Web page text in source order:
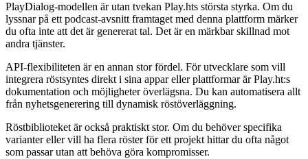
PlayDialog-modellen är utan tvekan Play.hts största styrka. Om du
lyssnar på ett podcast-avsnitt framtaget med denna plattform märker
du ofta inte att det är genererat tal. Det är en märkbar skillnad mot
andra tjänster.
API-flexibiliteten är en annan stor fördel. För utvecklare som vill
integrera röstsyntes direkt i sina appar eller plattformar är Play.ht:s
dokumentation och möjligheter överlägsna. Du kan automatisera allt
från nyhetsgenerering till dynamisk röstöverläggning.
Röstbiblioteket är också praktiskt stor. Om du behöver specifika
varianter eller vill ha flera röster för ett projekt hittar du ofta något
som passar utan att behöva göra kompromisser.